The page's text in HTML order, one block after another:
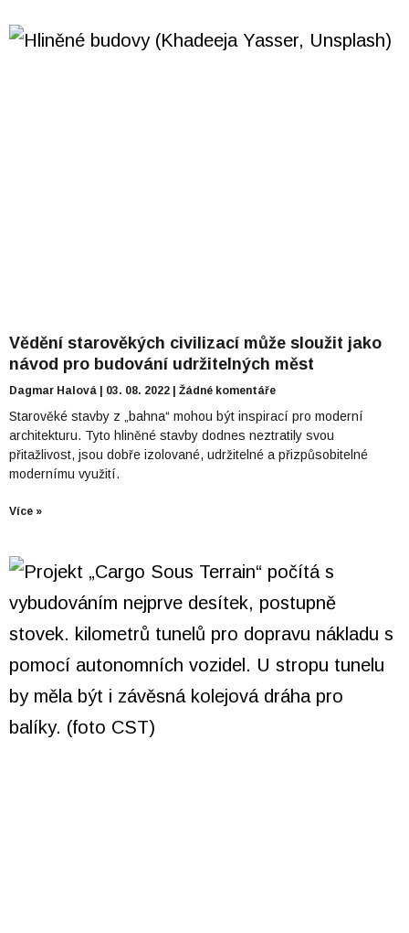
Vědění starověkých civilizací může sloužit jako
návod pro budování udržitelných měst
Dagmar Halová 03. 08. 2022 Žádné komentáře
Starověké stavby z „bahna“ mohou být inspirací pro moderní
architekturu. Tyto hliněné stavby dodnes neztratily svou
přitažlivost, jsou dobře izolované, udržitelné a přizpůsobitelné
modernímu využití.
Více »